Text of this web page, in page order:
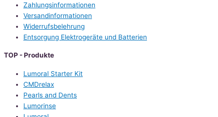
Zahlungsinformationen
Versandinformationen
Widerrufsbelehrung
Entsorgung Elektrogeräte und Batterien
TOP - Produkte
Lumoral Starter Kit
CMDrelax
Pearls and Dents
Lumorinse